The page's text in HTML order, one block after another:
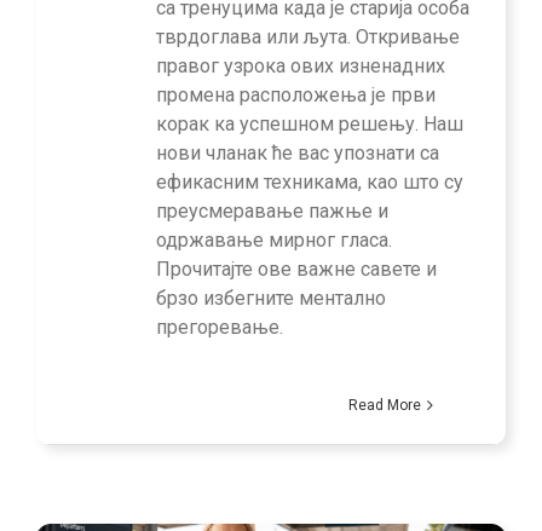
са тренуцима када је старија особа
тврдоглава или љута. Откривање
правог узрока ових изненадних
промена расположења је први
корак ка успешном решењу. Наш
нови чланак ће вас упознати са
ефикасним техникама, као што су
преусмеравање пажње и
одржавање мирног гласа.
Прочитајте ове важне савете и
брзо избегните ментално
прегоревање.
Read More